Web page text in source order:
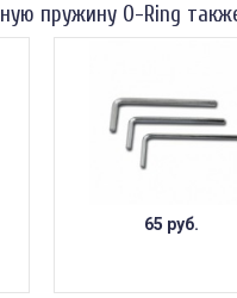
пружину O-Ring
65 руб.